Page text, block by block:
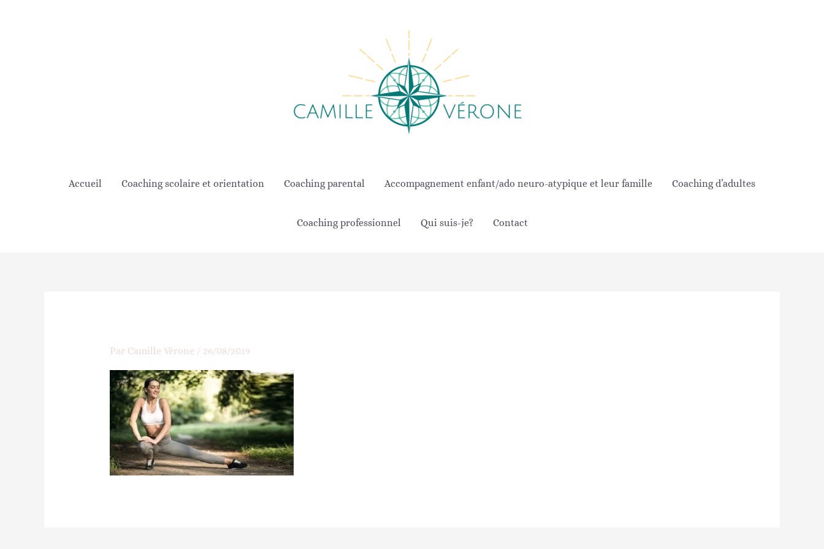
Accueil Coaching scolaire et orientation Coaching parental Accompagnement enfant/ado neuro-atypique et leur famille Coaching d’adultes
Coaching professionnel Qui suis-je? Contact
Par Camille Vérone / 26/08/2019